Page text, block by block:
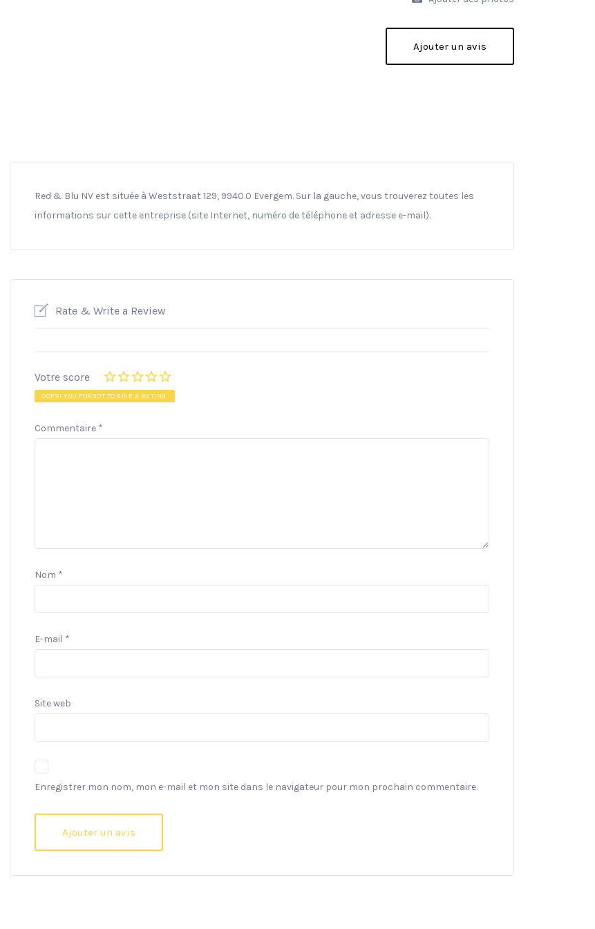
Ajouter un avis
Red & Blu NV est située à Weststraat 129, 9940.0 Evergem. Sur la gauche, vous trouverez toutes les
informations sur cette entreprise (site Internet, numéro de téléphone et adresse e-mail).
Rate & Write a Review
Votre score
OOPS! YOU FORGOT TO GIVE A RATING.
Commentaire *
Nom *
E-mail *
Site web
Enregistrer mon nom, mon e-mail et mon site dans le navigateur pour mon prochain commentaire.